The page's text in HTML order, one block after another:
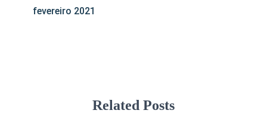
fevereiro 2021
Related Posts